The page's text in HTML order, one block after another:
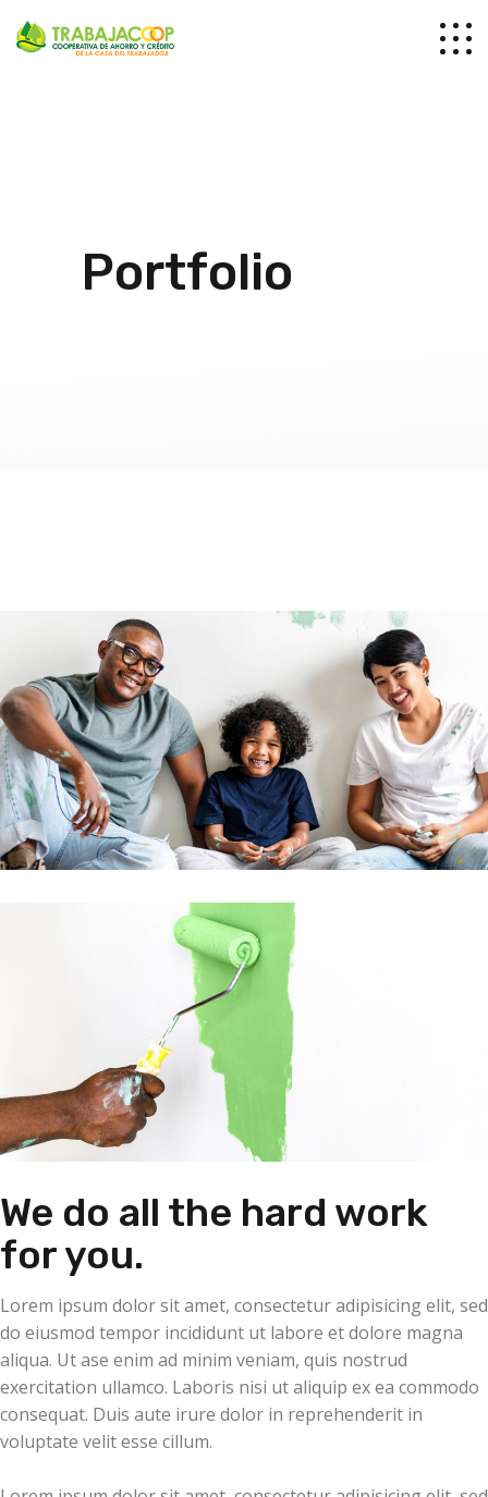
Portfolio
We do all the hard work
for you.
Lorem ipsum dolor sit amet, consectetur adipisicing elit, sed
do eiusmod tempor incididunt ut labore et dolore magna
aliqua. Ut ase enim ad minim veniam, quis nostrud
exercitation ullamco. Laboris nisi ut aliquip ex ea commodo
consequat. Duis aute irure dolor in reprehenderit in
voluptate velit esse cillum.